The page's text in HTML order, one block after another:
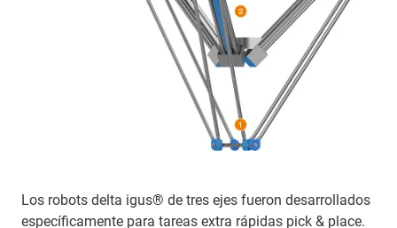
Los robots delta igus® de tres ejes fueron desarrollados
específicamente para tareas extra rápidas pick & place.